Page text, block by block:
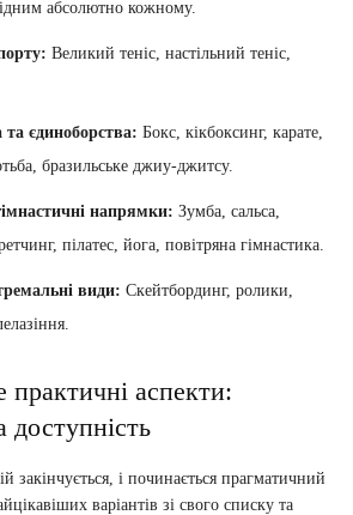
абсолютно кожному.
Великий теніс, настільний теніс,
єдиноборства: Бокс, кікбоксинг, карате,
бразильське джиу-джитсу.
напрямки: Зумба, сальса,
пілатес, йога, повітряна гімнастика.
види: Скейтбординг, ролики,
практичні аспекти:
доступність
закінчується, і починається прагматичний
варіантів зі свого списку та